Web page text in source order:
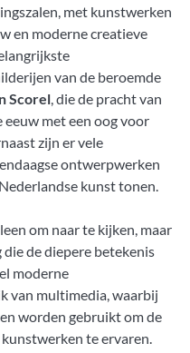
met kunstwerken
en moderne creatieve
van de beroemde
Scorel, die de pracht van
met een oog voor
zijn er vele
ontwerpwerken
kunst tonen.
om naar te kijken, maar
de diepere betekenis
moderne
van multimedia, waarbij
worden gebruikt om de
te ervaren.